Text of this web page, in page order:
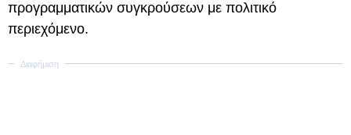
προγραμματικών συγκρούσεων με πολιτικό
περιεχόμενο.